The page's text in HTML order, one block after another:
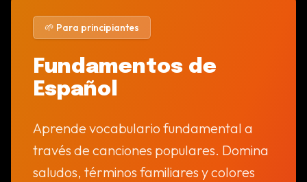
🌱 Para principiantes
Fundamentos de
Español
Aprende vocabulario fundamental a
través de canciones populares. Domina
saludos, términos familiares y colores